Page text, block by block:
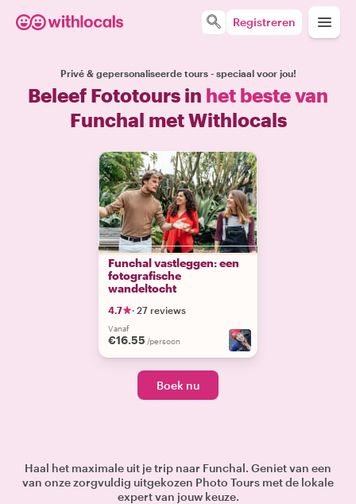
Registreren
Privé & gepersonaliseerde tours - speciaal voor jou!
Beleef Fototours in het beste van
Funchal met Withlocals
Funchal vastleggen: een
fotografische
wandeltocht
4.7 · 27 reviews
Vanaf
€16.55 /persoon
Boek nu
Haal het maximale uit je trip naar Funchal. Geniet van een
van onze zorgvuldig uitgekozen Photo Tours met de lokale
expert van jouw keuze.